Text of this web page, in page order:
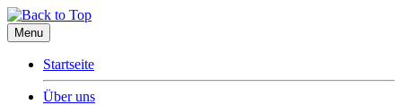
Menu
Startseite
Über uns